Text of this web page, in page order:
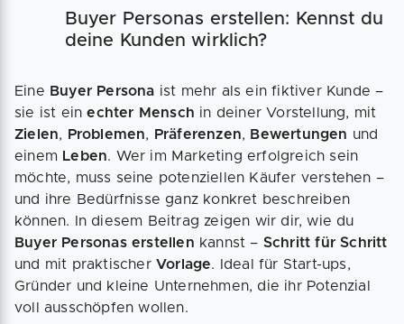
Buyer Personas erstellen: Kennst du
deine Kunden wirklich?
Eine Buyer Persona ist mehr als ein fiktiver Kunde –
sie ist einechter Mensch in deiner Vorstellung, mit
Zielen, Problemen, Präferenzen, Bewertungen und
einem Leben. Wer im Marketing erfolgreich sein
möchte, muss seine potenziellen Käufer verstehen –
und ihre Bedürfnisse ganz konkret beschreiben
können. In diesem Beitrag zeigen wir dir, wie du
Buyer Personas erstellen kannst – Schritt für Schritt
und mit praktischer Vorlage. Ideal für Start-ups,
Gründer und kleine Unternehmen, die ihr Potenzial
voll ausschöpfen wollen.